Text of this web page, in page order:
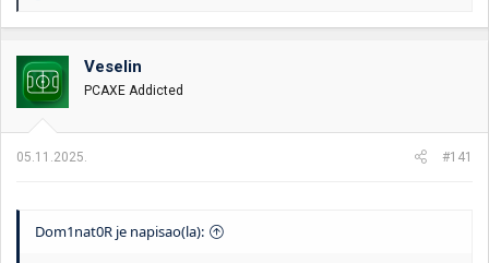
a
o
v
a
n
:
Veselin
PCAXE Addicted
05.11.2025. #141
Dom1nat0R je napisao(la):